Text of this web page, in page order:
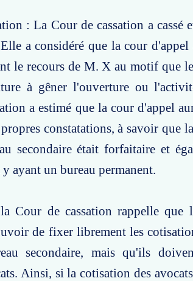
: La Cour de cassation a cassé
a considéré que la cour d'appel
le recours de M. X au motif que
à gêner l'ouverture ou
a estimé que la cour d'appel
propres constatations, à savoir que
secondaire était forfaitaire et
ayant un bureau permanent.
Cour de cassation rappelle que
de fixer librement les
secondaire, mais qu'ils
Ainsi, si la cotisation des